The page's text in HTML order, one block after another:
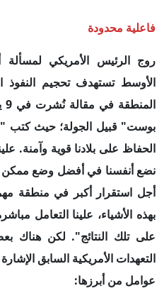
فاعلية محدودة
روج الرئيس الأمريكي
الأوسط تستهدف تحجيم النفوذ
بوست" قبيل الجولة؛ حيث كتب
الحفاظ على بلادنا قوية وآمنة.
نضع أنفسنا في أفضل وضع ممكن
أجل استقرار أكبر في منطقة
بهذه الأشياء، علينا التعامل
على تلك النتائج". لكن هناك
التعهدات الأمريكية السابق
عوامل من أبرزها: